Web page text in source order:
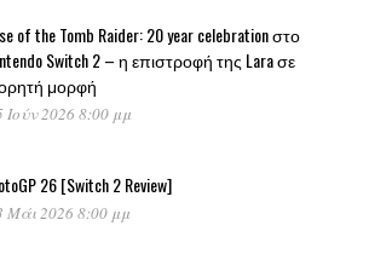
of the Tomb Raider: 20 year celebration στο
Switch 2 – η επιστροφή της Lara σε
μορφή
Ιούν 2026 8:00 μμ
26 [Switch 2 Review]
Μάι 2026 8:00 μμ